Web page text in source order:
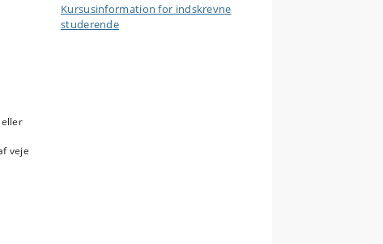
veje
Kursusinformation for indskrevne
studerende